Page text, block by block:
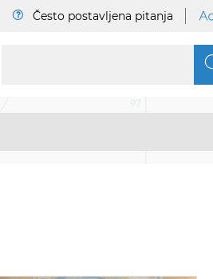
Često postavljena pitanja